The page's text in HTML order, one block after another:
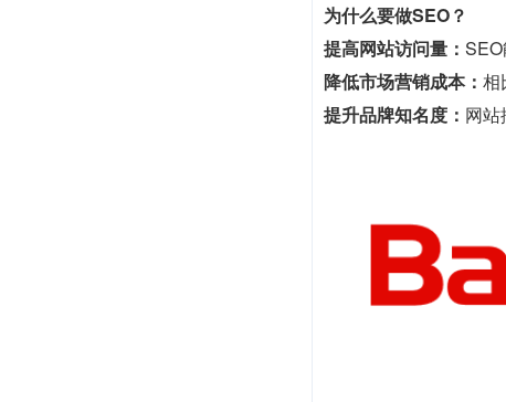
为什么要做SEO？
提高网站访问量：
降低市场营销成本： 相
提升品牌知名度： 网站